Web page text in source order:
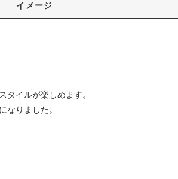
イメージ
タイルが楽しめます。
なりました。